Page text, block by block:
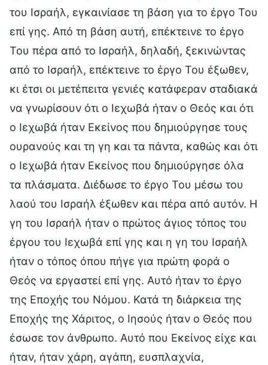
του Ισραήλ, εγκαινίασε τη βάση για το έργο Του
επί γης. Από τη βάση αυτή, επέκτεινε το έργο
Του πέρα από το Ισραήλ, δηλαδή, ξεκινώντας
από το Ισραήλ, επέκτεινε το έργο Του έξωθεν,
κι έτσι οι μετέπειτα γενιές κατάφεραν σταδιακά
να γνωρίσουν ότι ο Ιεχωβά ήταν ο Θεός και ότι
ο Ιεχωβά ήταν Εκείνος που δημιούργησε τους
ουρανούς και τη γη και τα πάντα, καθώς και ότι
ο Ιεχωβά ήταν Εκείνος που δημιούργησε όλα
τα πλάσματα. Διέδωσε το έργο Του μέσω του
λαού του Ισραήλ έξωθεν και πέρα από αυτόν. Η
γη του Ισραήλ ήταν ο πρώτος άγιος τόπος του
έργου του Ιεχωβά επί γης και η γη του Ισραήλ
ήταν ο τόπος όπου πήγε για πρώτη φορά ο
Θεός να εργαστεί επί γης. Αυτό ήταν το έργο
της Εποχής του Νόμου. Κατά τη διάρκεια της
Εποχής της Χάριτος, ο Ιησούς ήταν ο Θεός που
έσωσε τον άνθρωπο. Αυτό που Εκείνος είχε και
ήταν, ήταν χάρη, αγάπη, ευσπλαχνία,